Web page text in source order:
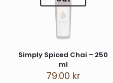
Lagre mitt navn, e-post
nettleseren for neste gang
Simply Spiced Chai – 250
ml
79.00 kr